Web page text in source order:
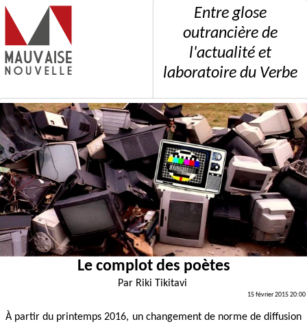
Entre glose
outrancière de
l'actualité et
laboratoire du Verbe
Le complot des poètes
Par Riki Tikitavi
15 février 2015 20:00
À partir du printemps 2016, un changement de norme de diffusion